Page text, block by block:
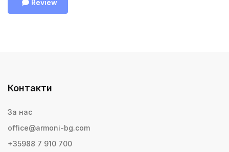
Review
Контакти
За нас
office@armoni-bg.com
+35988 7 910 700